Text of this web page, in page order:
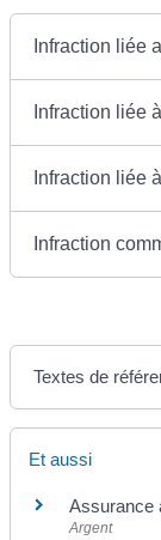
Infraction liée
Infraction liée
Infraction liée
Infraction
Textes de
Et aussi
Assurance
Argent